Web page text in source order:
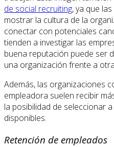
de social recruiting, ya que
mostrar la cultura de la
conectar con potenciales
tienden a investigar las
buena reputación puede ser
una organización frente a
Además, las organizaciones
empleadora suelen recibir
la posibilidad de seleccionar
disponibles.
Retención de empleados